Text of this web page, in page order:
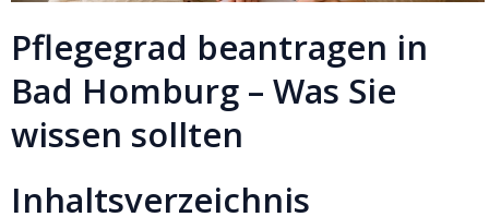
Pflegegrad beantragen in
Bad Homburg – Was Sie
wissen sollten
Inhaltsverzeichnis